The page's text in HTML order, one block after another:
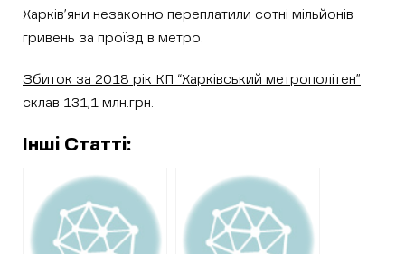
Харків’яни незаконно переплатили сотні мільйонів
гривень за проїзд в метро.
Збиток за 2018 рік КП “Харківський метрополітен”
склав 131,1 млн.грн.
Інші Статті: